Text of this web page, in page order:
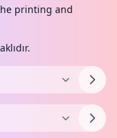
printing and